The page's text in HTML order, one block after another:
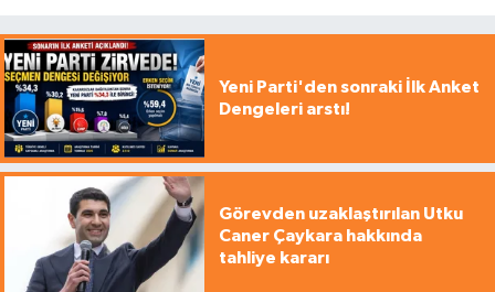
Yeni Parti'den sonraki İlk Anket
Dengeleri arstı!
Görevden uzaklaştırılan Utku
Caner Çaykara hakkında
tahliye kararı